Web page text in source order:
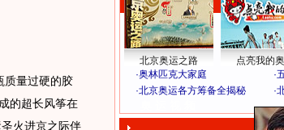
量过硬的胶
的超长风筝在
火进京之际伴
北京奥运之路 点亮我的
·奥林匹克大家庭 ·
·北京奥运各方筹备全揭秘 ·